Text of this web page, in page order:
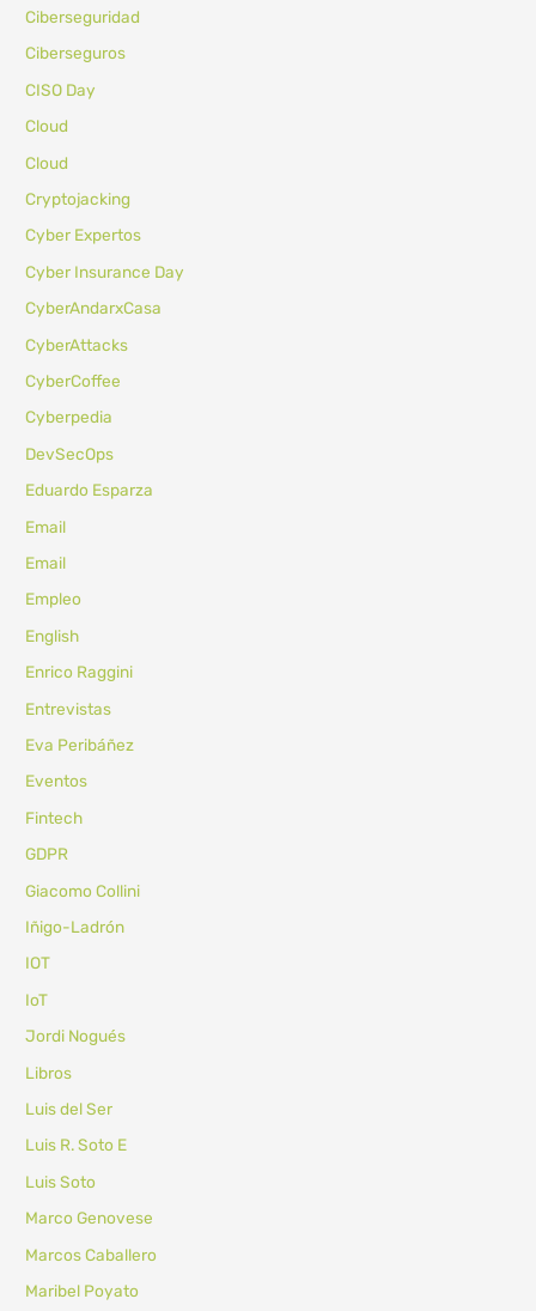
Ciberseguridad
Ciberseguros
CISO Day
Cloud
Cloud
Cryptojacking
Cyber Expertos
Cyber Insurance Day
CyberAndarxCasa
CyberAttacks
CyberCoffee
Cyberpedia
DevSecOps
Eduardo Esparza
Email
Email
Empleo
English
Enrico Raggini
Entrevistas
Eva Peribáñez
Eventos
Fintech
GDPR
Giacomo Collini
Iñigo-Ladrón
IOT
IoT
Jordi Nogués
Libros
Luis del Ser
Luis R. Soto E
Luis Soto
Marco Genovese
Marcos Caballero
Maribel Poyato